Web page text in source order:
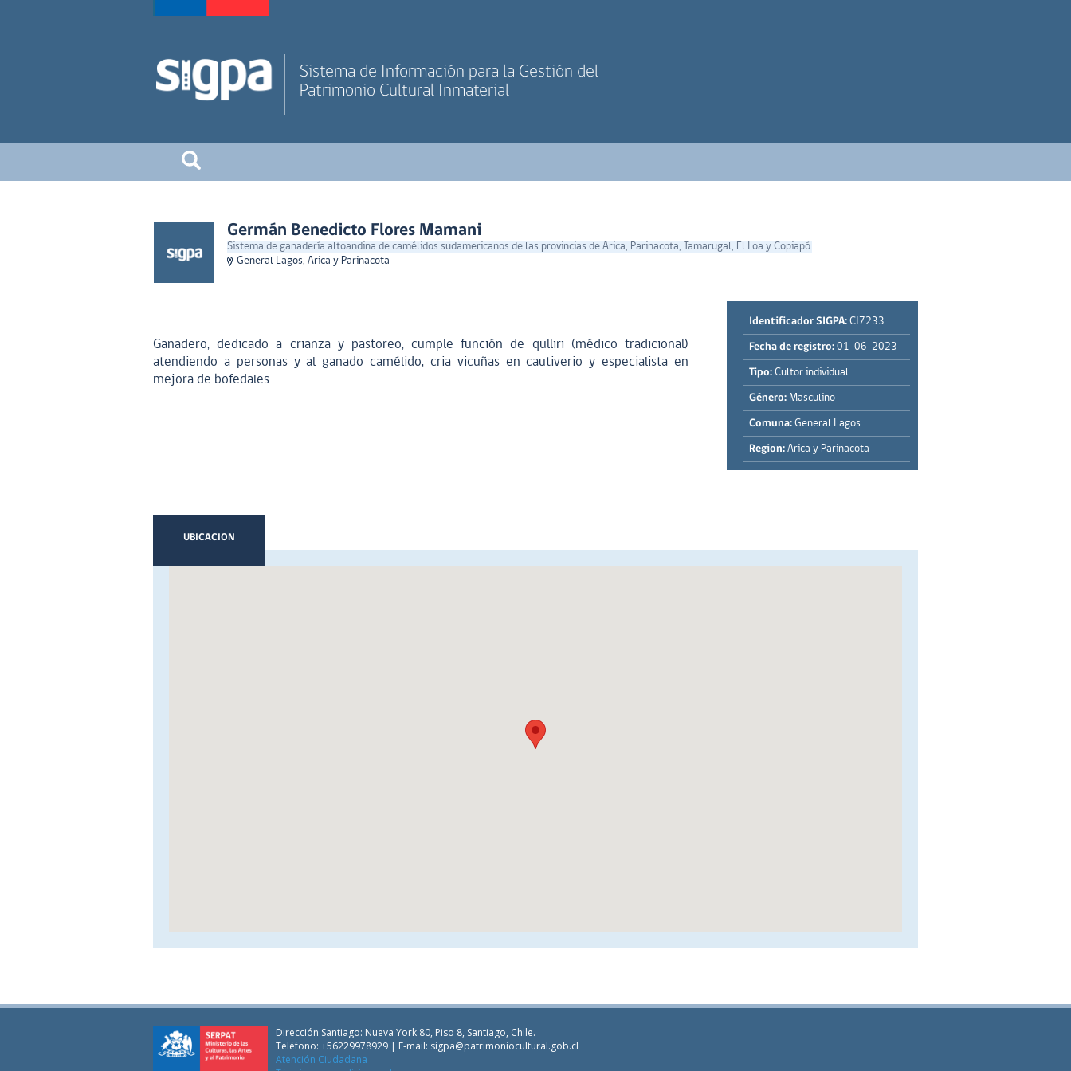
Sistema de Información para la Gestión del
Patrimonio Cultural Inmaterial
Germán Benedicto Flores Mamani
Sistema de ganadería altoandina de camélidos sudamericanos de las provincias de Arica, Parinacota, Tamarugal, El Loa y Copiapó.
General Lagos, Arica y Parinacota
Ganadero, dedicado a crianza y pastoreo, cumple función de qulliri (médico tradicional)
atendiendo a personas y al ganado camélido, cria vicuñas en cautiverio y especialista en
mejora de bofedales
Identificador SIGPA: CI7233
Fecha de registro: 01-06-2023
Tipo: Cultor individual
Género: Masculino
Comuna: General Lagos
Region: Arica y Parinacota
UBICACION
Dirección Santiago: Nueva York 80, Piso 8, Santiago, Chile.
Teléfono: +56229978929 | E-mail: sigpa@patrimoniocultural.gob.cl
Atención Ciudadana